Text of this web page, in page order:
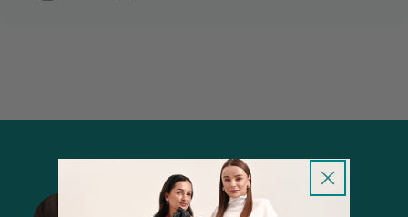
@sisters_stelmakh в Instagram